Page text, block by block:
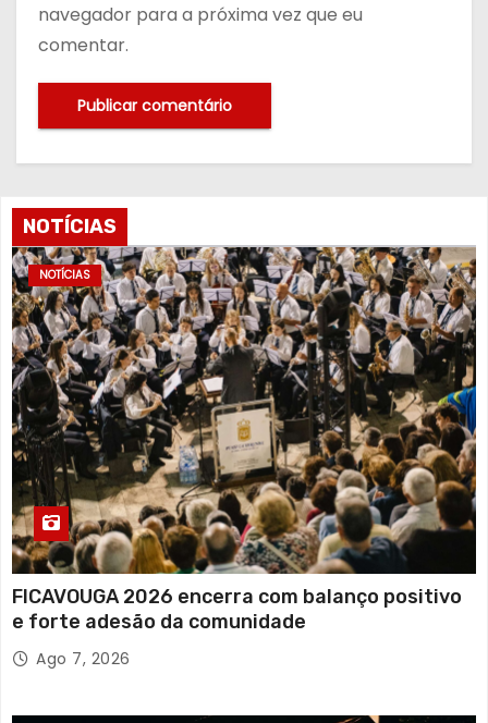
navegador para a próxima vez que eu
comentar.
NOTÍCIAS
NOTÍCIAS
FICAVOUGA 2026 encerra com balanço positivo
e forte adesão da comunidade
Ago 7, 2026